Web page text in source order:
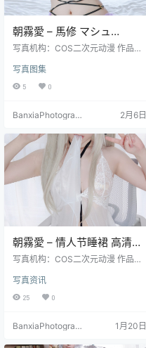
朝霧愛 – 馬修 マシュ
Cosplay 高清写真（30P-
写真机构：COS二次元动漫 作品名
霧愛（Asagiriai） 图片数量：30张
资源大小：334.1MB
写真图集
5 0
BanxiaPhotograp
2月6日
朝霧愛 – 情人节睡裙 高清写
真集（27P-171.1M）甜美居
写真机构：COS二次元动漫 作品名
霧愛（Asagiriai） 图片数量：27张
资源大小：171.1MB
写真资讯
25 0
BanxiaPhotograp
1月20日